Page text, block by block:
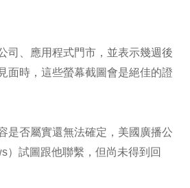
司、應用程式門市，並表示幾週後
面時，這些螢幕截圖會是絕佳的證
是否屬實還無法確定，美國廣播公
）試圖跟他聯繫，但尚未得到回